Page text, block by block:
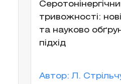
тривожності:
та науково
підхід
Автор: Л.